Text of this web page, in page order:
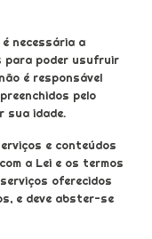
necessária a
​​para poder usufruir
é responsável
pelo
sua idade.
e conteúdos
a Lei e os termos
oferecidos
e deve abster-se